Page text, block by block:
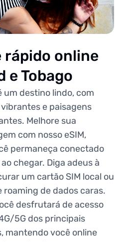
rápido online
e Tobago
um destino lindo, com
e paisagens
Melhore sua
com nosso eSIM,
permaneça conectado
chegar. Diga adeus à
um cartão SIM local ou
de dados caras.
desfrutará de acesso
5G dos principais
mantendo você online